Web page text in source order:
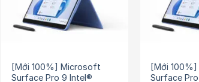
[Mới 100%] Microsoft
Surface Pro 9 Intel®
[Mới
Surface